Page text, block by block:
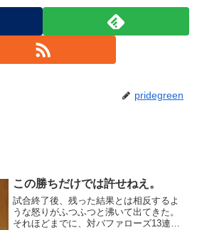
pridegreen
この勝ちだけでは許せねえ。
試合終了後、残った結果とは相反するよ
うな怒りがふつふつと沸いて出てきた。
それほどまでに、対バファローズ13連敗